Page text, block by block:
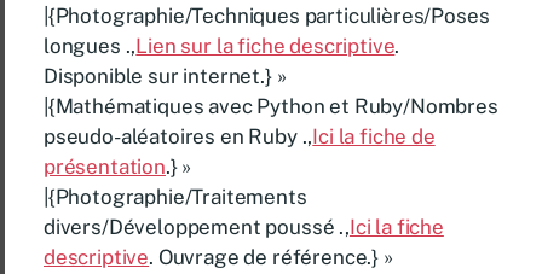
|{Photographie/Techniques particulières/Poses
longues .,Lien sur la fiche descriptive.
Disponible sur internet.} »
|{Mathématiques avec Python et Ruby/Nombres
pseudo-aléatoires en Ruby .,Ici la fiche de
présentation.} »
|{Photographie/Traitements
divers/Développement poussé .,Ici la fiche
descriptive. Ouvrage de référence.} »